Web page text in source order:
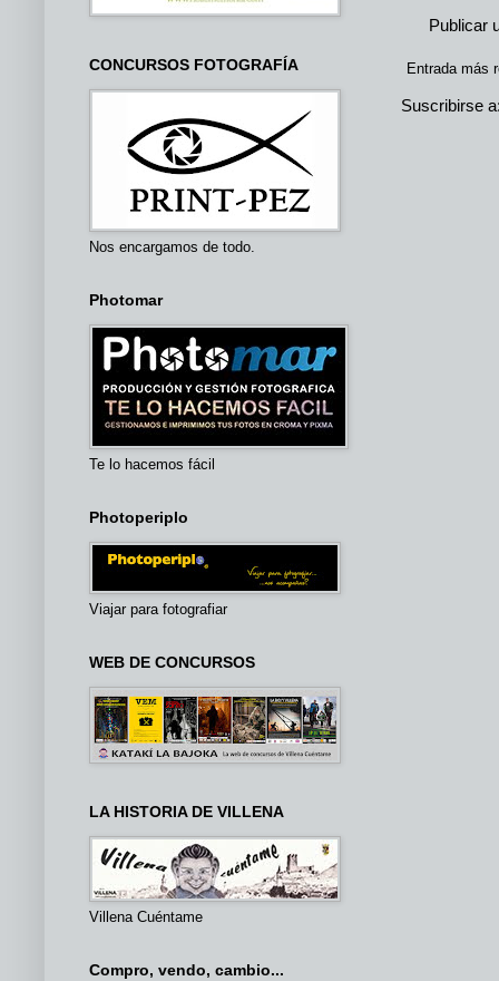
Publicar
Entrada más
Suscribirse
CONCURSOS FOTOGRAFÍA
Nos encargamos de todo.
Photomar
Te lo hacemos fácil
Photoperiplo
Viajar para fotografiar
WEB DE CONCURSOS
LA HISTORIA DE VILLENA
Villena Cuéntame
Compro, vendo, cambio...